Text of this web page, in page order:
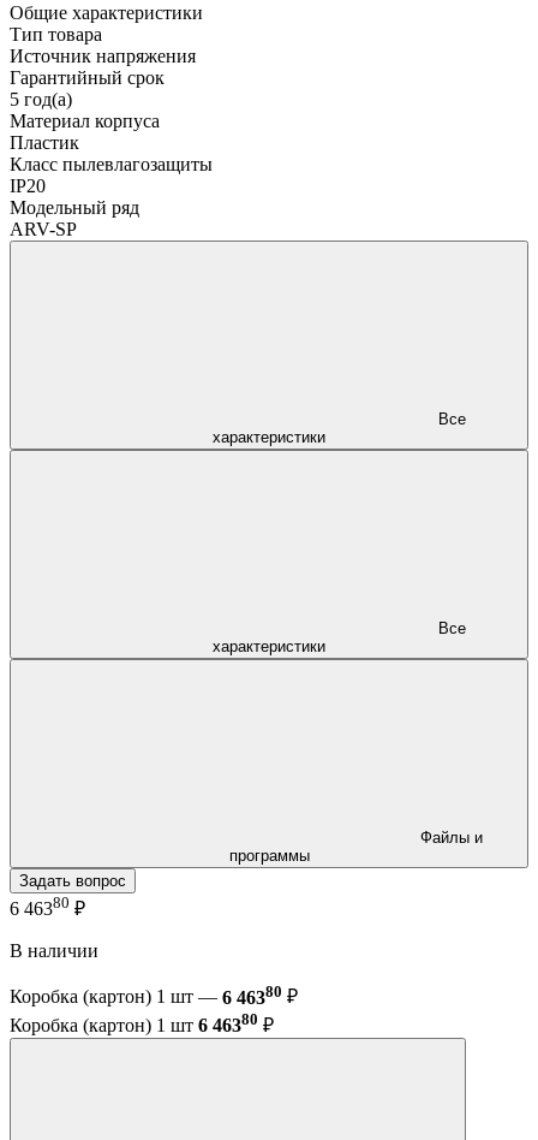
Общие характеристики
Тип товара
Источник напряжения
Гарантийный срок
5 год(а)
Материал корпуса
Пластик
Класс пылевлагозащиты
IP20
Модельный ряд
ARV-SP
характеристики
характеристики
программы
Задать вопрос
6 46380 ₽
В наличии
Коробка (картон) 1 шт — 6 46380 ₽
Коробка (картон) 1 шт 6 46380 ₽